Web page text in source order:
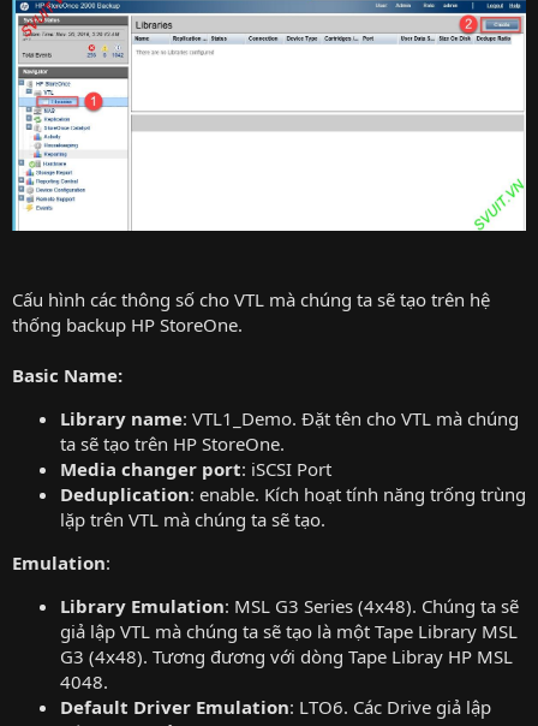
Cấu hình các thông số cho VTL mà chúng ta sẽ tạo trên hệ
thống backup HP StoreOne.
Basic Name:
Library name: VTL1_Demo. Đặt tên cho VTL mà chúng
ta sẽ tạo trên HP StoreOne.
Media changer port: iSCSI Port
Deduplication: enable. Kích hoạt tính năng trống trùng
lặp trên VTL mà chúng ta sẽ tạo.
Emulation:
Library Emulation: MSL G3 Series (4x48). Chúng ta sẽ
giả lập VTL mà chúng ta sẽ tạo là một Tape Library MSL
G3 (4x48). Tương đương với dòng Tape Libray HP MSL
4048.
Default Driver Emulation: LTO6. Các Drive giả lập